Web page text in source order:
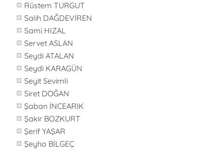
Rüstem TURGUT
Salih DAĞDEVİREN
Sami HIZAL
Servet ASLAN
Seydi ATALAN
Seydi KARAGÜN
Seyit Sevimli
Siret DOĞAN
Şaban İNCEARIK
Şakir BOZKURT
Şerif YAŞAR
Şeyho BİLGEÇ